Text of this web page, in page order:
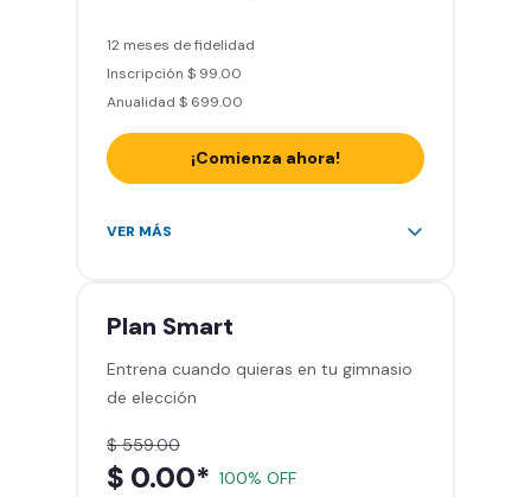
12 meses de fidelidad
Inscripción $ 99.00
Anualidad $ 699.00
¡Comienza ahora!
Acceso ilimitado a + 2.000
Sillones de masaje
Smart Fit App - Tu plan de
entrenamiento personalizado
Smart Fit GO (entrenamientos en
línea) en la app
VER MÁS
Plan Smart
Entrena cuando quieras en tu gimnasio
de elección
$ 559.00
$ 0.00* 100% OFF